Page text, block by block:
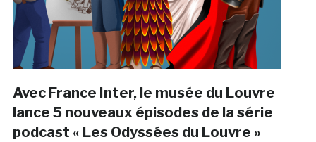
Avec France Inter, le musée du Louvre
lance 5 nouveaux épisodes de la série
podcast « Les Odyssées du Louvre »